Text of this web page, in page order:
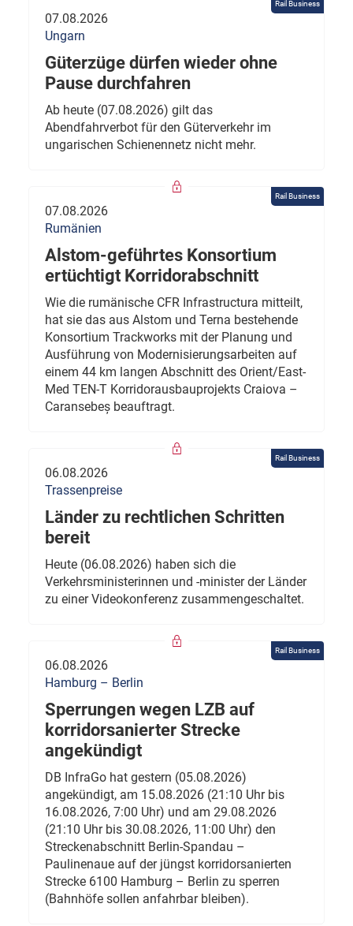
Rail Business
07.08.2026
Ungarn
Güterzüge dürfen wieder ohne
Pause durchfahren
Ab heute (07.08.2026) gilt das
Abendfahrverbot für den Güterverkehr im
ungarischen Schienennetz nicht mehr.
Rail Business
07.08.2026
Rumänien
Alstom-geführtes Konsortium
ertüchtigt Korridorabschnitt
Wie die rumänische CFR Infrastructura mitteilt,
hat sie das aus Alstom und Terna bestehende
Konsortium Trackworks mit der Planung und
Ausführung von Modernisierungsarbeiten auf
einem 44 km langen Abschnitt des Orient/East-
Med TEN-T Korridorausbauprojekts Craiova –
Caransebeș beauftragt.
Rail Business
06.08.2026
Trassenpreise
Länder zu rechtlichen Schritten
bereit
Heute (06.08.2026) haben sich die
Verkehrsministerinnen und -minister der Länder
zu einer Videokonferenz zusammengeschaltet.
Rail Business
06.08.2026
Hamburg – Berlin
Sperrungen wegen LZB auf
korridorsanierter Strecke
angekündigt
DB InfraGo hat gestern (05.08.2026)
angekündigt, am 15.08.2026 (21:10 Uhr bis
16.08.2026, 7:00 Uhr) und am 29.08.2026
(21:10 Uhr bis 30.08.2026, 11:00 Uhr) den
Streckenabschnitt Berlin-Spandau –
Paulinenaue auf der jüngst korridorsanierten
Strecke 6100 Hamburg – Berlin zu sperren
(Bahnhöfe sollen anfahrbar bleiben).